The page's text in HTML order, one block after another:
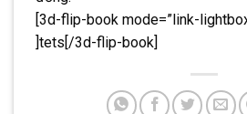
[3d-flip-book mode=”link-
]tets[/3d-flip-book]